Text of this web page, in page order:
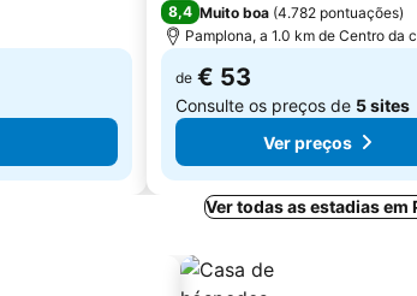
8,4 Muito boa (4.782 pontuações)
Pamplona, a 1.0 km de Centro da
de € 53
Consulte os preços de 5 sites
Ver preços
Ver todas as estadias em